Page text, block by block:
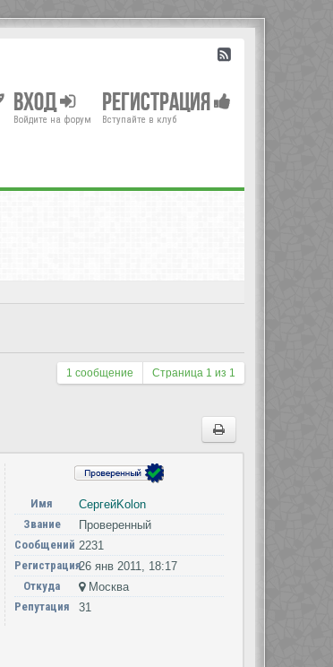
Вход
Войдите на форум
Регистрация
Вступайте в клуб
1 сообщение Страница 1 из 1
Имя
СергейKolon
Звание
Проверенный
Сообщений 2231
Регистрация26 янв 2011, 18:17
Откуда
Москва
Репутация
31